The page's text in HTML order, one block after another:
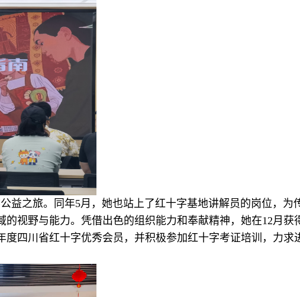
之旅。同年5月，她也站上了红十字基地讲解员的岗位，为
视野与能力。凭借出色的组织能力和奉献精神，她在12月获
四川省红十字优秀会员，并积极参加红十字考证培训，力求